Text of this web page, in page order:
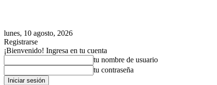
lunes, 10 agosto, 2026
Registrarse
¡Bienvenido! Ingresa en tu cuenta
tu nombre de usuario
tu contraseña